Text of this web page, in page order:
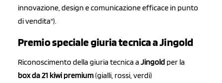
innovazione, design e comunicazione efficace in punto
di vendita").
Premio speciale giuria tecnica a Jingold
Riconoscimento della giuria tecnica a Jingold per la
box da 21 kiwi premium(gialli, rossi, verdi)